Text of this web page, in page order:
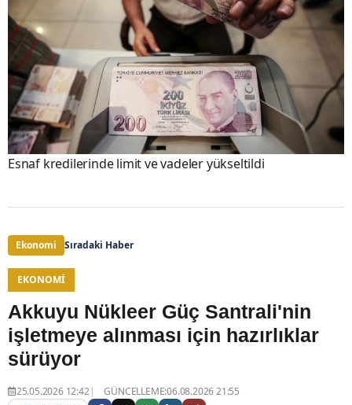
Esnaf kredilerinde limit ve vadeler yükseltildi
Ekonomi Sıradaki Haber
EKONOMI
Akkuyu Nükleer Güç Santrali'nin
işletmeye alınması için hazırlıklar
sürüyor
25.05.2026 12:42
GÜNCELLEME:06.08.2026 21:55